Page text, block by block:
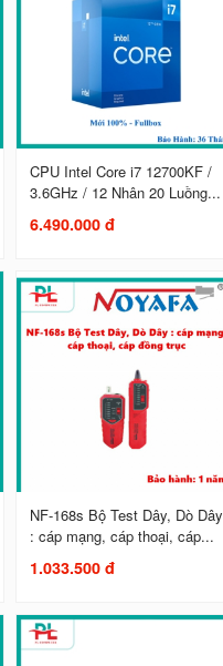
CPU Intel Core i7 12700KF /
3.6GHz / 12 Nhân 20 Luồng...
6.490.000 đ
NF-168s Bộ Test Dây, Dò Dây
: cáp mạng, cáp thoại, cáp...
1.033.500 đ